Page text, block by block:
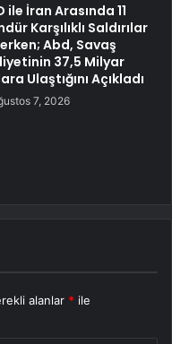
ile İran Arasında 11
Karşılıklı Saldırılar
Abd, Savaş
37,5 Milyar
Ulaştığını Açıkladı
7, 2026
alanlar * ile